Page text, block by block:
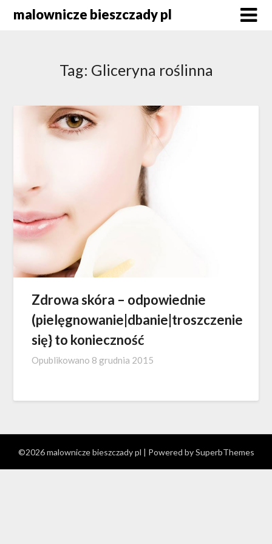
malownicze bieszczady pl
Tag: Gliceryna roślinna
Zdrowa skóra – odpowiednie
(pielęgnowanie|dbanie|troszczenie
się} to konieczność
Opublikowano 8 grudnia 2015
©2026 malownicze bieszczady pl | Powered bySuperbThemes